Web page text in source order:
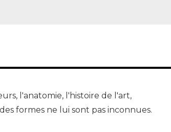
l'anatomie, l'histoire de l'art,
formes ne lui sont pas inconnues.